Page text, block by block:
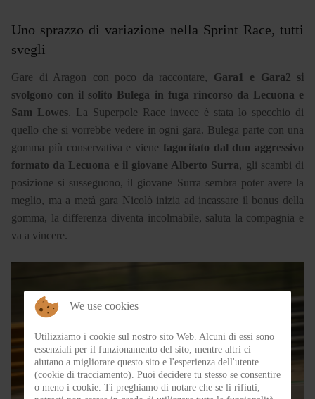
Uno sprazzo di variazione nella Sprint Race, tutti
svegli
Gare di Aragon con poco da raccontare, Gara1 e Gara2 si
svolgono con il solito Bulega in fuga rincorso da Lecuona e
Sam Lowes. La Superpole Race invece è stata lo specchio di
quello che si vorrebbe vedere in ogni gara. Bulega parte con una
gomma più conservativa e viene fagocitato dal duo aggressivo
formato da Lecuona e il giovane Alberto Surra, gli scambi di
posizione si susseguono, il giovane Surra sembra poter avere la
meglio, ma a metà gara Nicolò inizia ad incassare il bonus della
gomma, la differenza diventa incolmabile, saluta la compagnia e
va a vincere.
We use cookies
Utilizziamo i cookie sul nostro sito Web. Alcuni di essi sono
essenziali per il funzionamento del sito, mentre altri ci
aiutano a migliorare questo sito e l'esperienza dell'utente
(cookie di tracciamento). Puoi decidere tu stesso se consentire
o meno i cookie. Ti preghiamo di notare che se li rifiuti,